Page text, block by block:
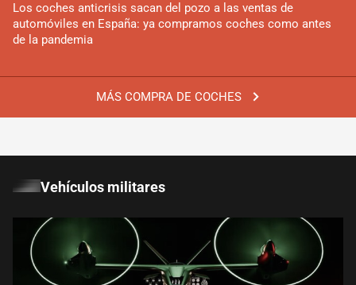
MÁS COMPRA DE COCHES
Los coches anticrisis sacan del pozo a las ventas de
automóviles en España: ya compramos coches como antes
de la pandemia
Vehículos militares